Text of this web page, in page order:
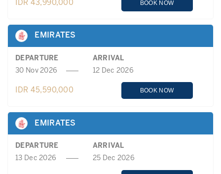
IDR 43,990,000 BOOK NOW
EMIRATES
DEPARTURE
ARRIVAL
30 Nov 2026
12 Dec 2026
IDR 45,590,000 BOOK NOW
EMIRATES
DEPARTURE
ARRIVAL
13 Dec 2026
25 Dec 2026